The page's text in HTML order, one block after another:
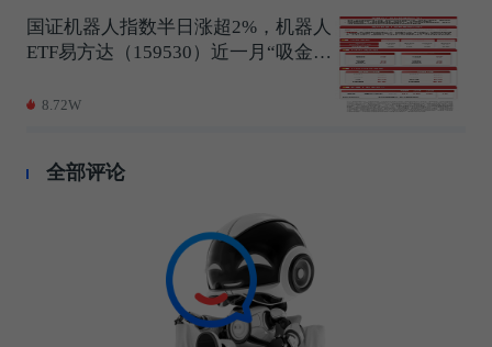
国证机器人指数半日涨超2%，机器人
ETF易方达（159530）近一月“吸金
8.72W
全部评论